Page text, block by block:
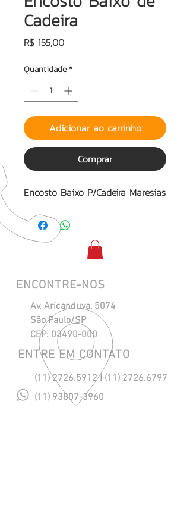
Cadeira
R$ 155,00Preço
Quantidade*
Adicionar ao carrinho
Comprar
Encosto Baixo P/Cadeira Maresias
ENCONTRE-NOS
Av. Aricanduva, 5074
São Paulo/SP
CEP: 03490-000
ENTRE EM CONTATO
(11) 2726.5912| (11) 2726.6797
(11) 93807-3960